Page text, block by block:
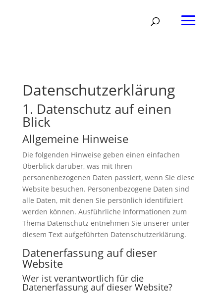
Datenschutz­erklärung
1. Datenschutz auf einen
Blick
Allgemeine Hinweise
Die folgenden Hinweise geben einen einfachen
Überblick darüber, was mit Ihren
personenbezogenen Daten passiert, wenn Sie diese
Website besuchen. Personenbezogene Daten sind
alle Daten, mit denen Sie persönlich identifiziert
werden können. Ausführliche Informationen zum
Thema Datenschutz entnehmen Sie unserer unter
diesem Text aufgeführten Datenschutzerklärung.
Datenerfassung auf dieser
Website
Wer ist verantwortlich für die
Datenerfassung auf dieser Website?